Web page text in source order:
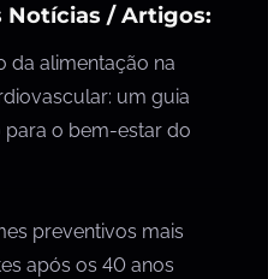
Notícias / Artigos:
da alimentação na
um guia
o bem-estar do
preventivos mais
após os 40 anos